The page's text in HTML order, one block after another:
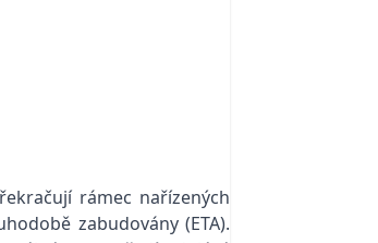
rámec nařízených
zabudovány (ETA).